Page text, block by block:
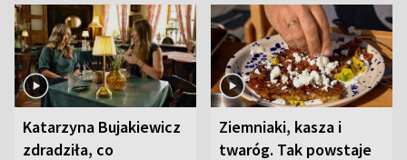
Katarzyna Bujakiewicz
zdradziła, co
Ziemniaki, kasza i
twaróg. Tak powstaje